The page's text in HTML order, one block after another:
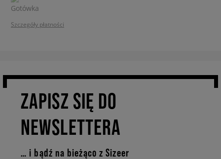
Szczegóły płatności
ZAPISZ SIĘ DO
NEWSLETTERA
… i bądź na bieżąco z Sizeer